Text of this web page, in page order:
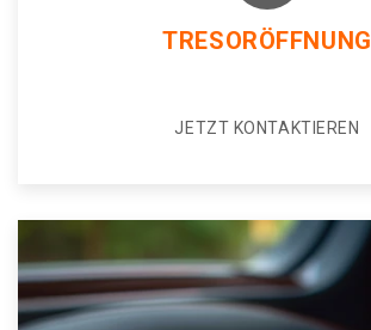
TRESORÖFFNUNG
JETZT KONTAKTIEREN